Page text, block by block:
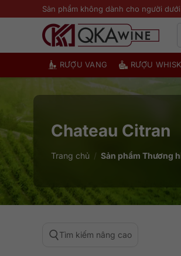
qua
Sản phẩm không dành cho người
RƯỢU VANG RƯỢU
Chateau Citran
Trang chủ / Sản phẩm Thương
Tìm kiếm nâng cao